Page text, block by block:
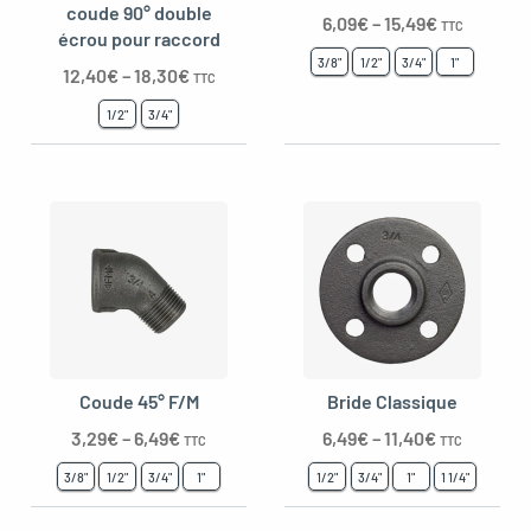
coude 90° double
écrou pour raccord
12,40€–18,30€ TTC
1/2" 3/4"
6,09€–15,49€ TTC
3/8" 1/2" 3/4" 1"
Coude 45° F/M
3,29€–6,49€ TTC
3/8" 1/2" 3/4" 1"
Bride Classique
6,49€–11,40€ TTC
1/2" 3/4" 1" 1 1/4"